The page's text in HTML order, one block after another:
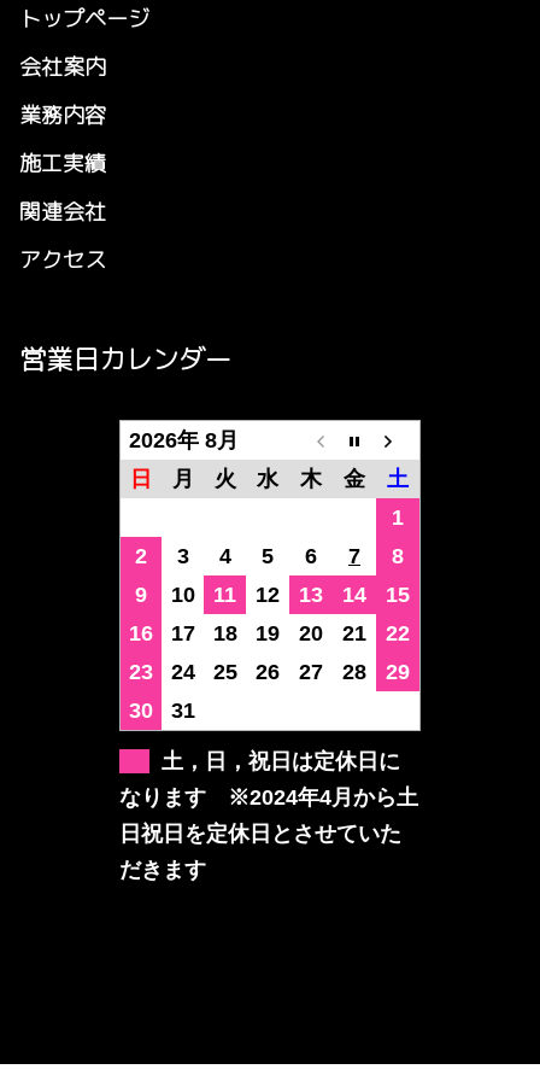
トップページ
会社案内
業務内容
施工実績
関連会社
アクセス
営業日カレンダー
2026年 8月
日
月 火 水 木 金
土
1
2
3 4 5 6 7
8
9
10 11 12 13 14
15
16
17 18 19 20 21
22
23
24 25 26 27 28
29
30
31
土，日，祝日は定休日に
なります ※2024年4月から土
日祝日を定休日とさせていた
だきます